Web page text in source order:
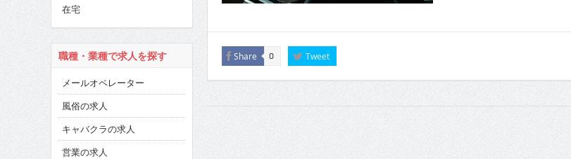
Share 0 Tweet
在宅
職種・業種で求人を探す
メールオペレーター
風俗の求人
キャバクラの求人
営業の求人